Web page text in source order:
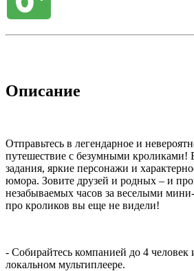
Описание
Отправьтесь в легендарное и
путешествие с безумными кроликами!
задания, яркие персонажи и
юмора. Зовите друзей и родных – и
незабываемых часов за веселыми
про кроликов вы еще не видели!
- Собирайтесь компанией до 4 человек
локальном мультиплеере.